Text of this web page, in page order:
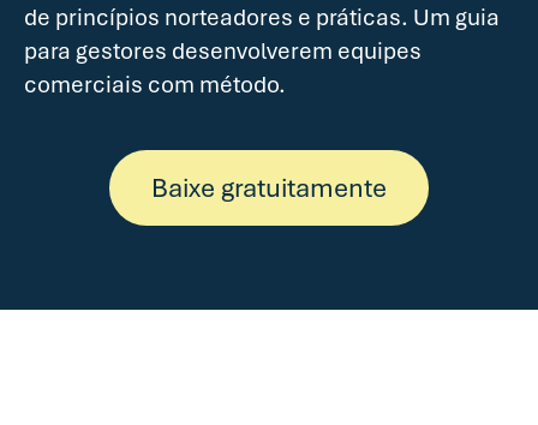
de princípios norteadores e práticas. Um guia
para gestores desenvolverem equipes
comerciais com método.
Baixe gratuitamente